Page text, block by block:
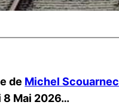
de Michel Scouarnec
8 Mai 2026…